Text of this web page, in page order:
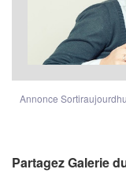
Annonce
Partagez Galerie